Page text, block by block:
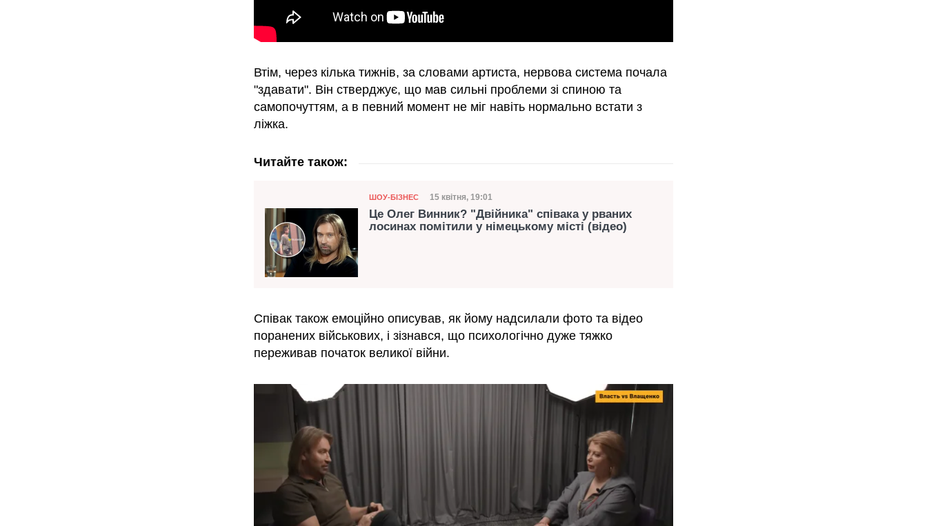
Втім, через кілька тижнів, за словами артиста, нервова система почала
"здавати". Він стверджує, що мав сильні проблеми зі спиною та
самопочуттям, а в певний момент не міг навіть нормально встати з
ліжка.
Читайте також:
Категорія
ШОУ-БІЗНЕС Дата публікації
15 квітня, 19:01
Це Олег Винник? "Двійника" співака у рваних
лосинах помітили у німецькому місті (відео)
Співак також емоційно описував, як йому надсилали фото та відео
поранених військових, і зізнався, що психологічно дуже тяжко
переживав початок великої війни.